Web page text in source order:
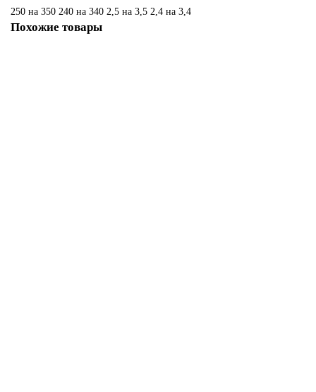
250 на 350 240 на 340 2,5 на 3,5 2,4 на 3,4
Похожие товары